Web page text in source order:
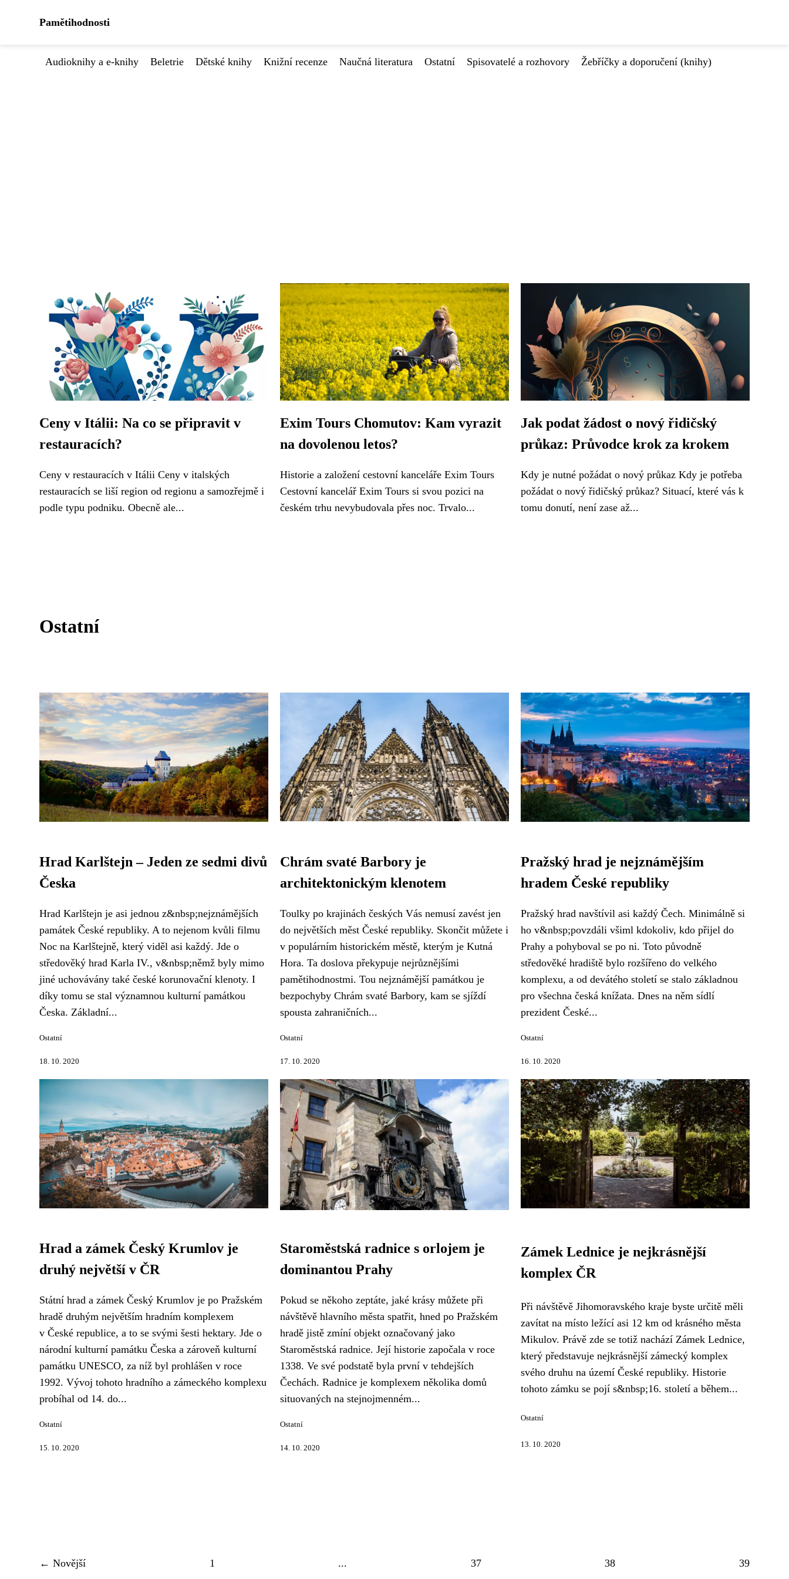
Pamětihodnosti
Audioknihy a e-knihy Beletrie Dětské knihy Knižní recenze Naučná literatura Ostatní Spisovatelé a rozhovory Žebříčky a doporučení (knihy)
Ceny v Itálii: Na co se připravit v
restauracích?
Ceny v restauracích v Itálii Ceny v italských
restauracích se liší region od regionu a samozřejmě i
podle typu podniku. Obecně ale...
Exim Tours Chomutov: Kam vyrazit
na dovolenou letos?
Historie a založení cestovní kanceláře Exim Tours
Cestovní kancelář Exim Tours si svou pozici na
českém trhu nevybudovala přes noc. Trvalo...
Jak podat žádost o nový řidičský
průkaz: Průvodce krok za krokem
Kdy je nutné požádat o nový průkaz Kdy je potřeba
požádat o nový řidičský průkaz? Situací, které vás k
tomu donutí, není zase až...
Ostatní
Hrad Karlštejn – Jeden ze sedmi divů
Česka
Hrad Karlštejn je asi jednou z&nbsp;nejznámějších
památek České republiky. A to nejenom kvůli filmu
Noc na Karlštejně, který viděl asi každý. Jde o
středověký hrad Karla IV., v&nbsp;němž byly mimo
jiné uchovávány také české korunovační klenoty. I
díky tomu se stal významnou kulturní památkou
Česka. Základní...
Ostatní
18. 10. 2020
Chrám svaté Barbory je
architektonickým klenotem
Toulky po krajinách českých Vás nemusí zavést jen
do největších měst České republiky. Skončit můžete i
v populárním historickém městě, kterým je Kutná
Hora. Ta doslova překypuje nejrůznějšími
pamětihodnostmi. Tou nejznámější památkou je
bezpochyby Chrám svaté Barbory, kam se sjíždí
spousta zahraničních...
Ostatní
17. 10. 2020
Pražský hrad je nejznámějším
hradem České republiky
Pražský hrad navštívil asi každý Čech. Minimálně si
ho v&nbsp;povzdáli všiml kdokoliv, kdo přijel do
Prahy a pohyboval se po ni. Toto původně
středověké hradiště bylo rozšířeno do velkého
komplexu, a od devátého století se stalo základnou
pro všechna česká knížata. Dnes na něm sídlí
prezident České...
Ostatní
16. 10. 2020
Hrad a zámek Český Krumlov je
druhý největší v ČR
Státní hrad a zámek Český Krumlov je po Pražském
hradě druhým největším hradním komplexem
v České republice, a to se svými šesti hektary. Jde o
národní kulturní památku Česka a zároveň kulturní
památku UNESCO, za níž byl prohlášen v roce
1992. Vývoj tohoto hradního a zámeckého komplexu
probíhal od 14. do...
Ostatní
15. 10. 2020
Staroměstská radnice s orlojem je
dominantou Prahy
Pokud se někoho zeptáte, jaké krásy můžete při
návštěvě hlavního města spatřit, hned po Pražském
hradě jistě zmíní objekt označovaný jako
Staroměstská radnice. Její historie započala v roce
1338. Ve své podstatě byla první v tehdejších
Čechách. Radnice je komplexem několika domů
situovaných na stejnojmenném...
Ostatní
14. 10. 2020
Zámek Lednice je nejkrásnější
komplex ČR
Při návštěvě Jihomoravského kraje byste určitě měli
zavítat na místo ležící asi 12 km od krásného města
Mikulov. Právě zde se totiž nachází Zámek Lednice,
který představuje nejkrásnější zámecký komplex
svého druhu na území České republiky. Historie
tohoto zámku se pojí s&nbsp;16. století a během...
Ostatní
13. 10. 2020
← Novější 1 ... 37 38 39